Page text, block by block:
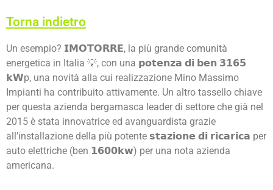
Torna indietro
Un esempio? 𝗜𝗠𝗢𝗧𝗢𝗥𝗥𝗘, la più grande comunità
energetica in Italia 💡, con una 𝗽𝗼𝘁𝗲𝗻𝘇𝗮 𝗱𝗶 𝗯𝗲𝗻 𝟯𝟭𝟲𝟱
𝗸𝗪p, una novità alla cui realizzazione Mino Massimo
Impianti ha contribuito attivamente. Un altro tassello chiave
per questa azienda bergamasca leader di settore che già nel
2015 è stata innovatrice ed avanguardista grazie
all’installazione della più potente 𝘀𝘁𝗮𝘇𝗶𝗼𝗻𝗲 𝗱𝗶 𝗿𝗶𝗰𝗮𝗿𝗶𝗰𝗮 per
auto elettriche (ben 𝟭𝟲𝟬𝟬𝗸𝘄) per una nota azienda
americana.